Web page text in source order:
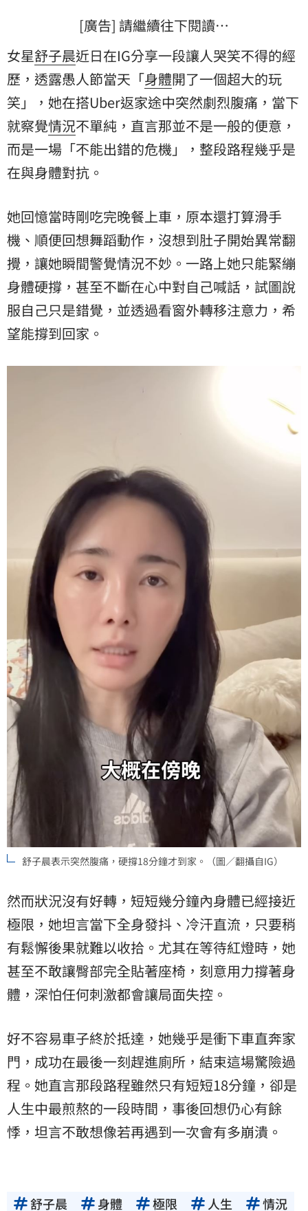
[廣告] 請繼續往下閱讀…
女星舒子晨近日在IG分享一段讓人哭笑不得的經
歷，透露愚人節當天「身體開了一個超大的玩
笑」，她在搭Uber返家途中突然劇烈腹痛，當下
就察覺情況不單純，直言那並不是一般的便意，
而是一場「不能出錯的危機」，整段路程幾乎是
在與身體對抗。
她回憶當時剛吃完晚餐上車，原本還打算滑手
機、順便回想舞蹈動作，沒想到肚子開始異常翻
攪，讓她瞬間警覺情況不妙。一路上她只能緊繃
身體硬撐，甚至不斷在心中對自己喊話，試圖說
服自己只是錯覺，並透過看窗外轉移注意力，希
望能撐到回家。
舒子晨表示突然腹痛，硬撐18分鐘才到家。（圖／翻攝自IG）
然而狀況沒有好轉，短短幾分鐘內身體已經接近
極限 ，她坦言當下全身發抖、冷汗直流，只要稍
有鬆懈後果就難以收拾。尤其在等待紅燈時，她
甚至不敢讓臀部完全貼著座椅，刻意用力撐著身
體，深怕任何刺激都會讓局面失控。
好不容易車子終於抵達，她幾乎是衝下車直奔家
門，成功在最後一刻趕進廁所，結束這場驚險過
程。她直言那段路程雖然只有短短18分鐘，卻是
人生中最煎熬的一段時間，事後回想仍心有餘
悸，坦言不敢想像若再遇到一次會有多崩潰。
舒子晨 身體 極限 人生 情況